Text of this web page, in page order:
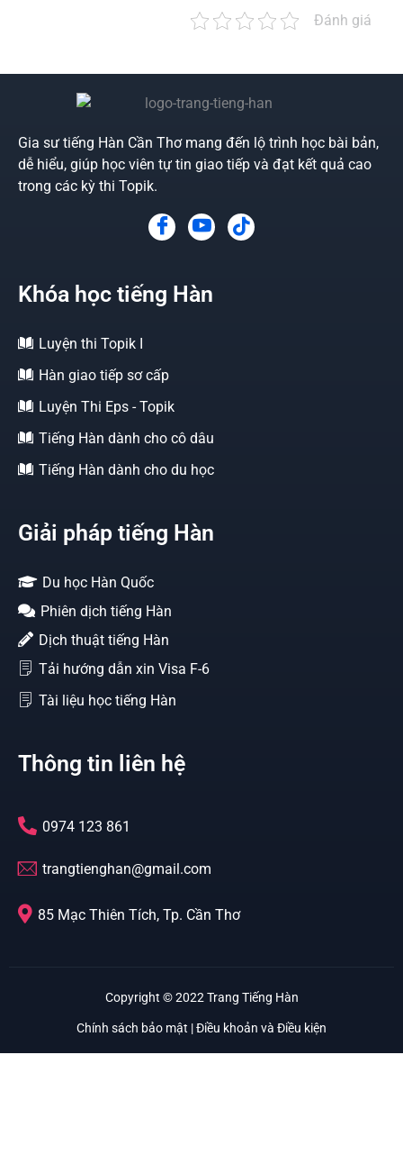
Đánh giá
Gia sư tiếng Hàn Cần Thơ mang đến lộ trình học bài bản,
dễ hiểu, giúp học viên tự tin giao tiếp và đạt kết quả cao
trong các kỳ thi Topik.
Khóa học tiếng Hàn
Luyện thi Topik I
Hàn giao tiếp sơ cấp
Luyện Thi Eps - Topik
Tiếng Hàn dành cho cô dâu
Tiếng Hàn dành cho du học
Giải pháp tiếng Hàn
Du học Hàn Quốc
Phiên dịch tiếng Hàn
Dịch thuật tiếng Hàn
Tải hướng dẫn xin Visa F-6
Tài liệu học tiếng Hàn
Thông tin liên hệ
0974 123 861
trangtienghan@gmail.com
85 Mạc Thiên Tích, Tp. Cần Thơ
Copyright © 2022 Trang Tiếng Hàn
Chính sách bảo mật | Điều khoản và Điều kiện